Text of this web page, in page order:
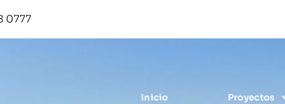
0777
Inicio Proyectos